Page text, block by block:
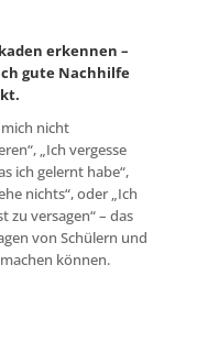
erkennen –
gute Nachhilfe
nicht
„Ich vergesse
ich gelernt habe“,
nichts“, oder „Ich
zu versagen“ – das
von Schülern und
können.